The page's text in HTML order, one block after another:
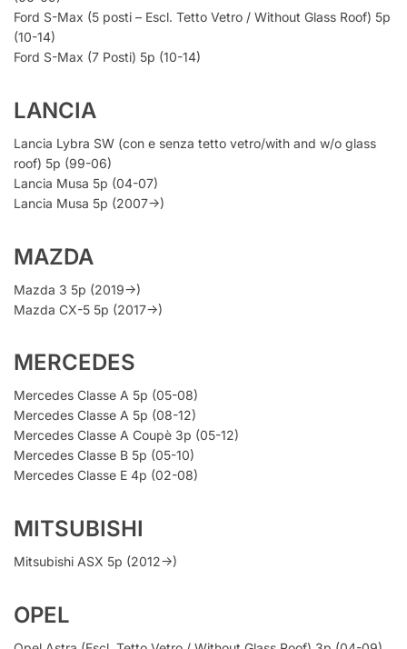
Ford S-Max (5 posti – Escl. Tetto Vetro / Without Glass Roof) 5p
(10-14)
Ford S-Max (7 Posti) 5p (10-14)
LANCIA
Lancia Lybra SW (con e senza tetto vetro/with and w/o glass
roof) 5p (99-06)
Lancia Musa 5p (04-07)
Lancia Musa 5p (2007->)
MAZDA
Mazda 3 5p (2019->)
Mazda CX-5 5p (2017->)
MERCEDES
Mercedes Classe A 5p (05-08)
Mercedes Classe A 5p (08-12)
Mercedes Classe A Coupè 3p (05-12)
Mercedes Classe B 5p (05-10)
Mercedes Classe E 4p (02-08)
MITSUBISHI
Mitsubishi ASX 5p (2012->)
OPEL